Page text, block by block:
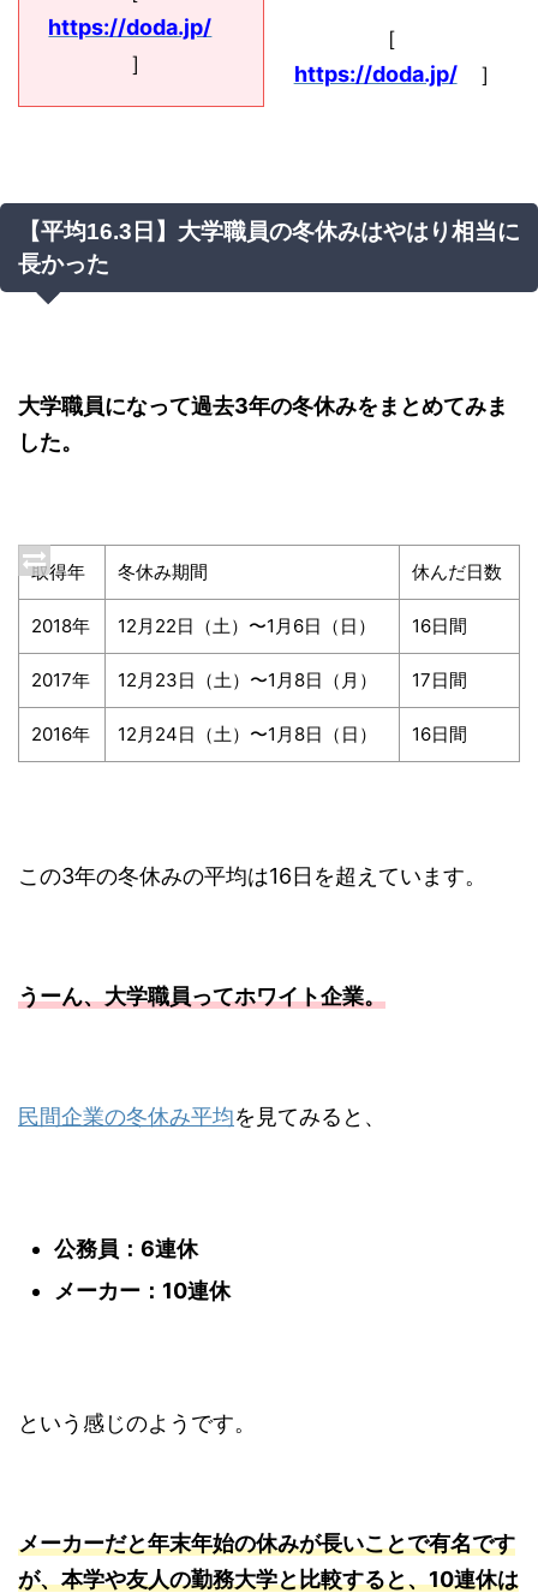
https://doda.jp/
］
［
https://doda.jp/］
【平均16.3日】大学職員の冬休みはやはり相当に
長かった
大学職員になって過去3年の冬休みをまとめてみま
した。
取得年 冬休み期間 休んだ日数
2018年 12月22日（土）〜1月6日（日） 16日間
2017年 12月23日（土）〜1月8日（月） 17日間
2016年 12月24日（土）〜1月8日（日） 16日間
この3年の冬休みの平均は16日を超えています。
うーん、大学職員ってホワイト企業。
民間企業の冬休み平均を見てみると、
公務員：6連休
メーカー：10連休
という感じのようです。
メーカーだと年末年始の休みが長いことで有名です
が、本学や友人の勤務大学と比較すると、10連休は